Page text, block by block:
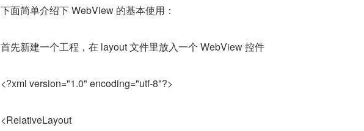
下面简单介绍下 WebView 的基本使用：
首先新建一个工程，在 layout 文件里放入一个 WebView 控件
<?xml version="1.0" encoding="utf-8"?>
<RelativeLayout